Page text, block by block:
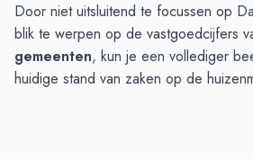
Door niet uitsluitend te focussen op
blik te werpen op de vastgoedcijfers
gemeenten, kun je een vollediger
huidige stand van zaken op de